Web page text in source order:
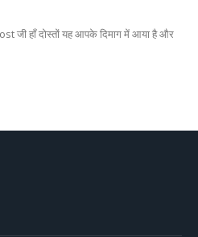
जी हाँ दोस्तों यह आपके दिमाग में आया है और